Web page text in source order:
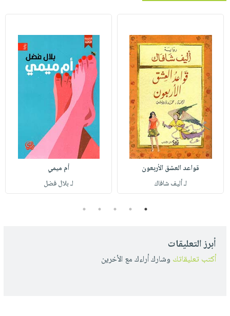
قواعد العشق الأربعون
لـ أليف شافاك
أم ميمي
لـ بلال فضل
1
2
3
4
5
أبرز التعليقات
أكتب تعليقاتك وشارك أراءك مع الأخرين